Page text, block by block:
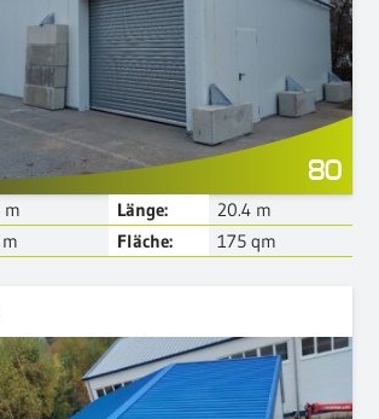
Mehr Details
80
m Länge: 20.4 m
m Fläche: 175 qm